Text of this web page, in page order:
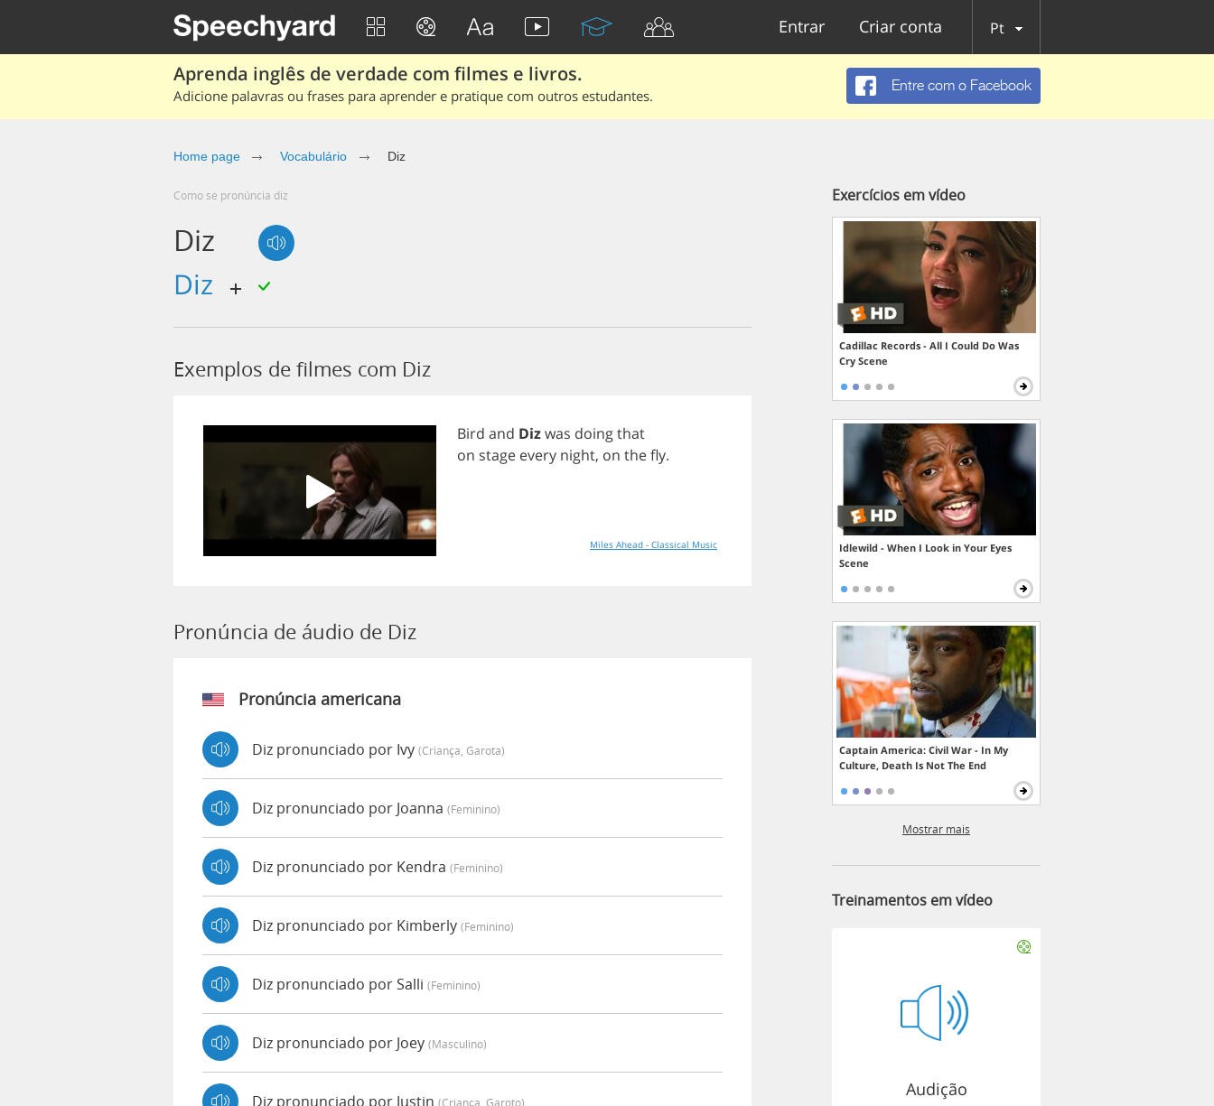
Entrar Criar conta Pt
Aprenda inglês de verdade com filmes e livros.
Adicione palavras ou frases para aprender e pratique com outros estudantes.
Entre com o Facebook
Home page Vocabulário Diz
Como se pronúncia diz
Diz
Diz
Exemplos de filmes com Diz
Bird and Dizwas doingthat
on stage every night, on thefly.
Miles Ahead - Classical Music
Pronúncia de áudio de Diz
Pronúncia americana
Diz pronunciado por Ivy (criança, Garota)
Diz pronunciado por Joanna (feminino)
Diz pronunciado por Kendra (feminino)
Diz pronunciado por Kimberly (feminino)
Diz pronunciado por Salli (feminino)
Diz pronunciado por Joey (masculino)
Diz pronunciado por Justin (criança, Garoto)
Exercícios em vídeo
Cadillac Records - All I Could Do Was
Cry Scene
Idlewild - When I Look in Your Eyes
Scene
Captain America: Civil War - In My
Culture, Death Is Not The End
Mostrar mais
Treinamentos em vídeo
Audição